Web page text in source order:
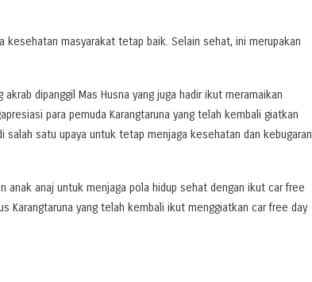
kesehatan masyarakat tetap baik. Selain sehat, ini merupakan
dipanggil Mas Husna yang juga hadir ikut meramaikan
para pemuda Karangtaruna yang telah kembali giatkan
satu upaya untuk tetap menjaga kesehatan dan kebugaran
anak anaj untuk menjaga pola hidup sehat dengan ikut car free
Karangtaruna yang telah kembali ikut menggiatkan car free day